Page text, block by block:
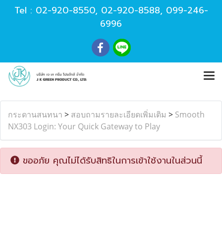
Tel : 02-920-8550, 02-920-8588, 099-246-
6996
กระดานสนทนา > สอบถามรายละเอียดเพิ่มเติม > Smooth
NX303 Login: Your Quick Gateway to Play
ขออภัย คุณไม่ได้รับสิทธิในการเข้าใช้งานในส่วนนี้